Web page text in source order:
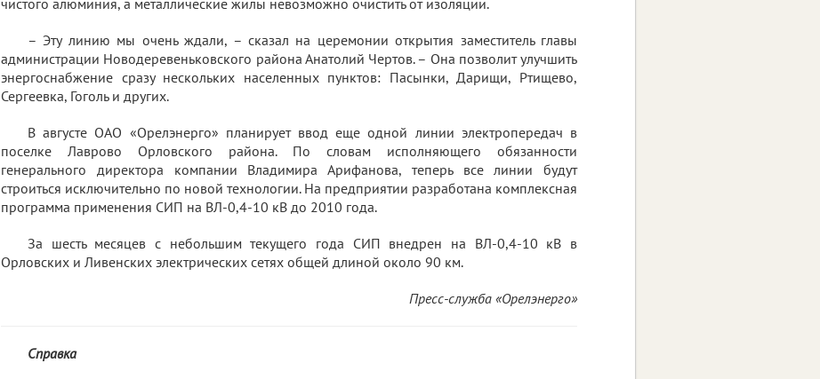
– Эту линию мы очень ждали, – сказал на церемонии открытия заместитель главы
администрации Новодеревеньковского района Анатолий Чертов. – Она позволит улучшить
энергоснабжение сразу нескольких населенных пунктов: Пасынки, Дарищи, Ртищево,
Сергеевка, Гоголь и других.
В августе ОАО «Орелэнерго» планирует ввод еще одной линии электропередач в
поселке Лаврово Орловского района. По словам исполняющего обязанности
генерального директора компании Владимира Арифанова, теперь все линии будут
строиться исключительно по новой технологии. На предприятии разработана комплексная
программа применения СИП на ВЛ-0,4-10 кВ до 2010 года.
За шесть месяцев с небольшим текущего года СИП внедрен на ВЛ-0,4-10 кВ в
Орловских и Ливенских электрических сетях общей длиной около 90 км.
Пресс-служба «Орелэнерго»
Справка